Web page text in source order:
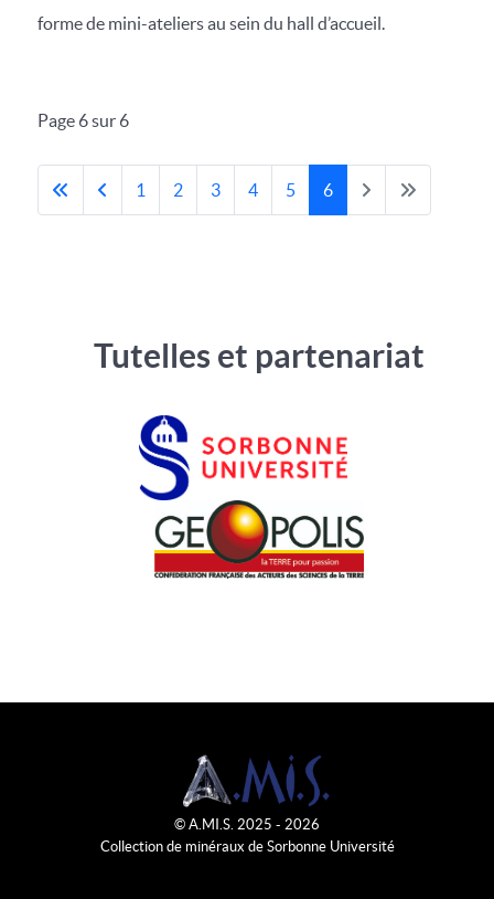
forme de mini-ateliers au sein du hall d’accueil.
Page 6 sur 6
1 2 3 4 5 6
Tutelles et partenariat
© A.MI.S. 2025 - 2026
Collection de minéraux de Sorbonne Université